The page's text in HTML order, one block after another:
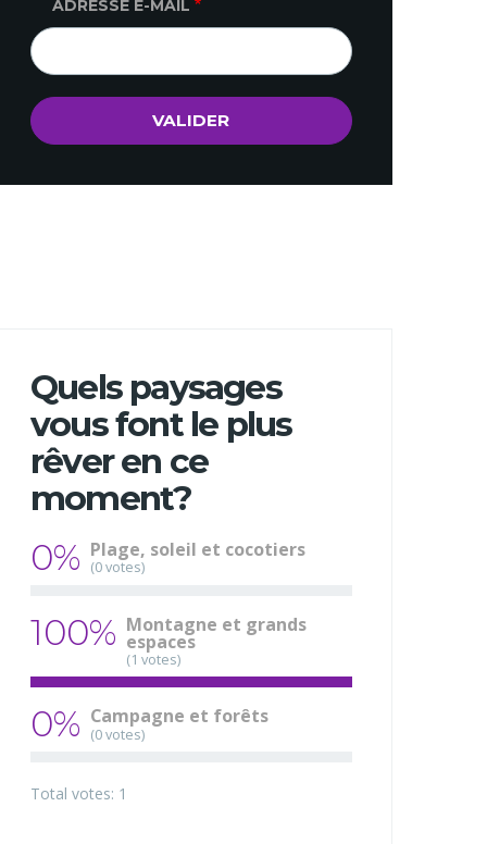
ADRESSE E-MAIL
Quels paysages
vous font le plus
rêver en ce
moment?
0% Plage, soleil et cocotiers
(0 votes)
100% Montagne et grands
espaces
(1 votes)
0% Campagne et forêts
(0 votes)
Total votes: 1